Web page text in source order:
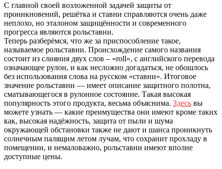
С главной своей возложенной задачей защиты от
проникновений, решётка и ставни справляются очень даже
неплохо, но эталоном защищённости и современного
прогресса являются рольставни.
Теперь разберёмся, что же за приспособление такое,
называемое рольставни. Происхождение самого названия
состоит из слияния двух слов – «roll», с английского перевода
означающее рулон, и как несложно догадаться, не обошлось
без использования слова на русском «ставни». Итоговое
значение рольставни — имеет описание защитного полотна,
сматывающегося в рулонное состояние. Такая высокая
популярность этого продукта, весьма объяснима. Здесь вы
можете узнать — какие преимущества они имеют кроме таких
как, высокая надёжность, защита от пыли и шума
окружающей обстановки также не дают и шанса проникнуть
солнечным палящим летом лучам, что сохранит прохладу в
помещении, и немаловажно, рольставни имеют вполне
доступные цены.